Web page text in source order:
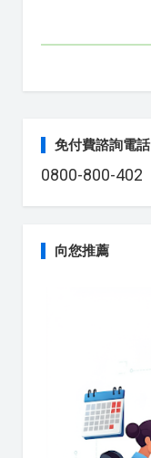
免付費諮詢電話
0800-800-402
向您推薦